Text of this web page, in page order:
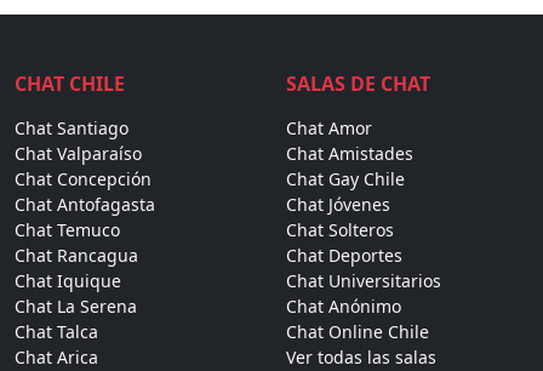
CHAT CHILE
Chat Santiago
Chat Valparaíso
Chat Concepción
Chat Antofagasta
Chat Temuco
Chat Rancagua
Chat Iquique
Chat La Serena
Chat Talca
Chat Arica
SALAS DE CHAT
Chat Amor
Chat Amistades
Chat Gay Chile
Chat Jóvenes
Chat Solteros
Chat Deportes
Chat Universitarios
Chat Anónimo
Chat Online Chile
Ver todas las salas